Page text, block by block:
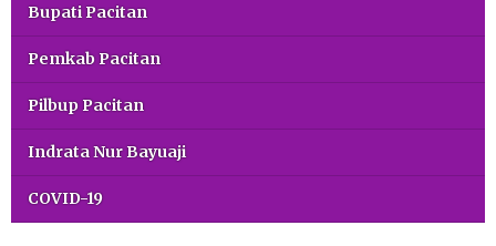
Bupati Pacitan
Pemkab Pacitan
Pilbup Pacitan
Indrata Nur Bayuaji
COVID-19